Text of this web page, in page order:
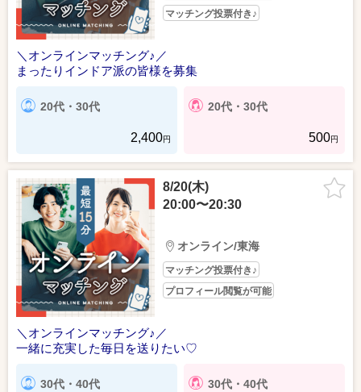
マッチング投票付き♪
＼オンラインマッチング♪／
まったりインドア派の皆様を募集
20代・30代
2,400円
20代・30代
500円
8/20(木)
20:00〜20:30
オンライン/東海
マッチング投票付き♪
プロフィール閲覧が可能
＼オンラインマッチング♪／
一緒に充実した毎日を送りたい♡
30代・40代 30代・40代